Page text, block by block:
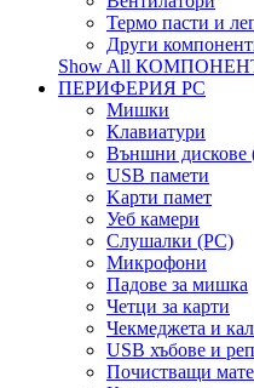
Термо пасти и
Други
Show All
ПЕРИФЕРИЯ PC
Мишки
Клавиатури
Външни дискове
USB памети
Kарти памет
Уеб камери
Слушалки (PC)
Микрофони
Падове за мишка
Четци за карти
Чекмеджета и
USB хъбове и
Почистващи